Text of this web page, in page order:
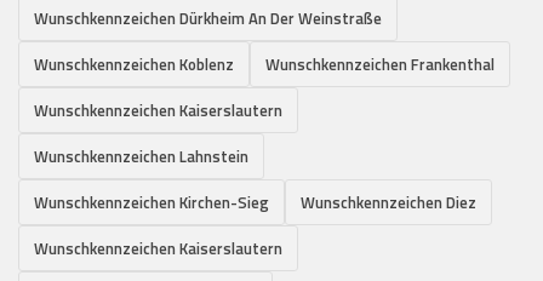
Wunschkennzeichen Dürkheim An Der Weinstraße
Wunschkennzeichen Koblenz
Wunschkennzeichen Frankenthal
Wunschkennzeichen Kaiserslautern
Wunschkennzeichen Lahnstein
Wunschkennzeichen Kirchen-Sieg
Wunschkennzeichen Diez
Wunschkennzeichen Kaiserslautern